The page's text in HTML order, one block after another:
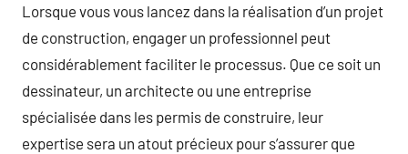
Lorsque vous vous lancez dans la réalisation d’un projet
de construction, engager un professionnel peut
considérablement faciliter le processus. Que ce soit un
dessinateur, un architecte ou une entreprise
spécialisée dans les permis de construire, leur
expertise sera un atout précieux pour s’assurer que